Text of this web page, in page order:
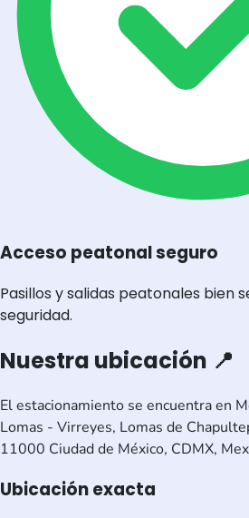
Acceso peatonal seguro
Pasillos y salidas peatonales bien
seguridad.
Nuestra ubicación 📍
El estacionamiento se encuentra en
Lomas - Virreyes, Lomas de
11000 Ciudad de México, CDMX,
Ubicación exacta